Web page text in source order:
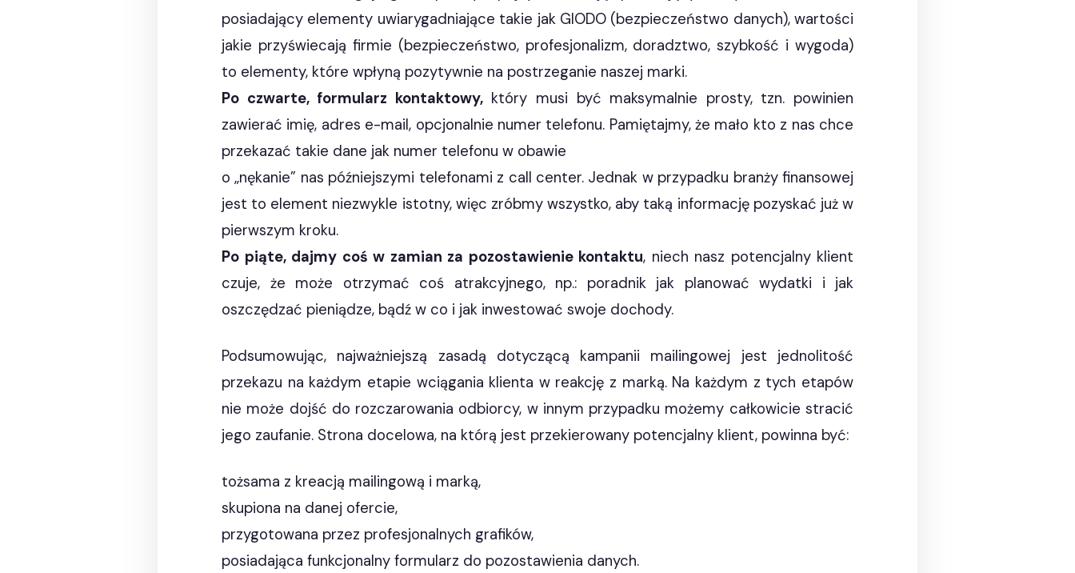
posiadający elementy uwiarygadniające takie jak GIODO (bezpieczeństwo danych), wartości
jakie przyświecają firmie (bezpieczeństwo, profesjonalizm, doradztwo, szybkość i wygoda)
to elementy, które wpłyną pozytywnie na postrzeganie naszej marki.
Po czwarte, formularz kontaktowy,który musi być maksymalnie prosty, tzn. powinien
zawierać imię, adres e-mail, opcjonalnie numer telefonu. Pamiętajmy, że mało kto z nas chce
przekazać takie dane jak numer telefonu w obawie
o „nękanie” nas późniejszymi telefonami z call center. Jednak w przypadku branży finansowej
jest to element niezwykle istotny, więc zróbmy wszystko, aby taką informację pozyskać już w
pierwszym kroku.
Po piąte, dajmy coś w zamian za pozostawienie kontaktu, niech nasz potencjalny klient
czuje, że może otrzymać coś atrakcyjnego, np.: poradnik jak planować wydatki i jak
oszczędzać pieniądze, bądź w co i jak inwestować swoje dochody.
Podsumowując, najważniejszą zasadą dotyczącą kampanii mailingowej jest jednolitość
przekazu na każdym etapie wciągania klienta w reakcję z marką. Na każdym z tych etapów
nie może dojść do rozczarowania odbiorcy, w innym przypadku możemy całkowicie stracić
jego zaufanie. Strona docelowa, na którą jest przekierowany potencjalny klient, powinna być:
tożsama z kreacją mailingową i marką,
skupiona na danej ofercie,
przygotowana przez profesjonalnych grafików,
posiadająca funkcjonalny formularz do pozostawienia danych.